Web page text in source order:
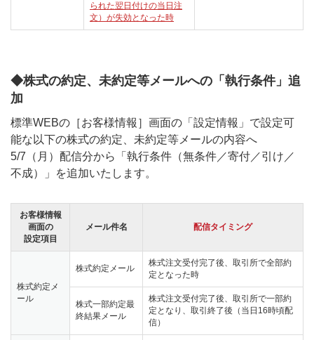
られた翌日付けの当日注
文）が失効となった時
◆株式の約定、未約定等メールへの「執行条件」追
加
標準WEBの［お客様情報］画面の「設定情報」で設定可
能な以下の株式の約定、未約定等メールの内容へ
5/7（月）配信分から「執行条件（無条件／寄付／引け／
不成）」を追加いたします。
お客様情報
画面の
設定項目
メール件名 配信タイミング
株式約定メ
ール
株式約定メール
株式注文受付完了後、取引所で全部約
定となった時
株式一部約定最
終結果メール
株式注文受付完了後、取引所で一部約
定となり、取引終了後（当日16時頃配
信）